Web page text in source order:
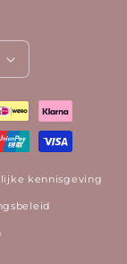
kennisgeving